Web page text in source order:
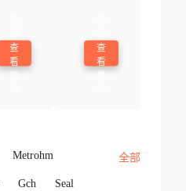
查
看
查
看
Metrohm
Gch
Seal
全部